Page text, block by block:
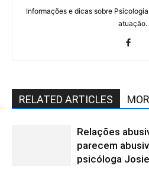
Informações e dicas sobre
atuação.
RELATED ARTICLES
Relações
parecem
psicóloga